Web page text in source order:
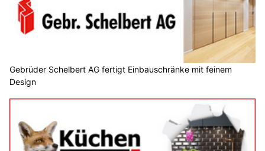
Gebrüder Schelbert AG fertigt Einbauschränke mit feinem
Design